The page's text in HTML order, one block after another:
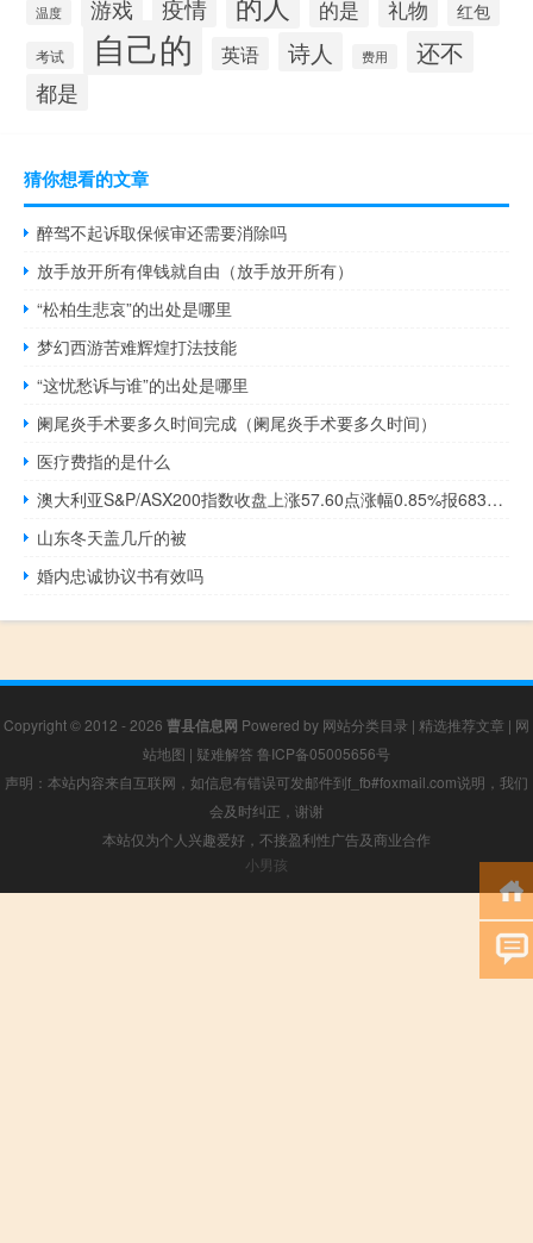
温度 游戏 疫情 的是 礼物 红包
考试 自己的 英语 诗人 费用 还不
都是
猜你想看的文章
醉驾不起诉取保候审还需要消除吗
放手放开所有俾钱就自由（放手放开所有）
“松柏生悲哀”的出处是哪里
梦幻西游苦难辉煌打法技能
“这忧愁诉与谁”的出处是哪里
阑尾炎手术要多久时间完成（阑尾炎手术要多久时间）
医疗费指的是什么
澳大利亚S&P/ASX200指数收盘上涨57.60点涨幅0.85%报6838.30点
山东冬天盖几斤的被
婚内忠诚协议书有效吗
Copyright © 2012 - 2026 曹县信息网 Powered by 网站分类目录 | 精选推荐文章 | 网
站地图 | 疑难解答 鲁ICP备05005656号
声明：本站内容来自互联网，如信息有错误可发邮件到f_fb#foxmail.com说明，我们
会及时纠正，谢谢
本站仅为个人兴趣爱好，不接盈利性广告及商业合作
小男孩